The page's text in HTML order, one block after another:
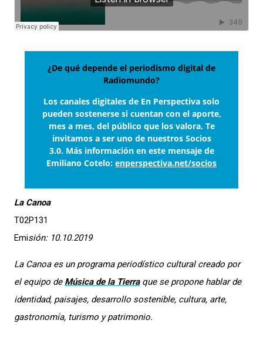
¿De qué depende el periodismo digital de
Radiomundo?
Los canales digitales de En Perspectiva solo
pueden sostenerse si cuentan con el aporte,
mes a mes, del público que los valora. Te
invitamos a ser uno de nuestros Socios
3.0. Más información en este mensaje de
Emiliano Cotelo: enperspectiva.net/socios
La Canoa
T02P131
Emisión: 10.10.2019
La Canoaes un programa periodístico cultural creado por
el equipo de Música de la Tierraque se propone hablar de
identidad, paisajes, desarrollo sostenible, cultura, arte,
gastronomía, turismo y patrimonio.